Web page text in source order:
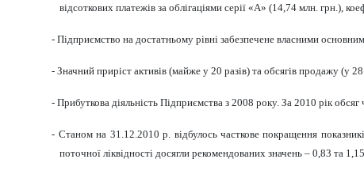
відсоткових платежів за облігаціями серії «А» (14,74 млн. грн.),
- Підприємство на достатньому рівні забезпечене власними
- Значний приріст активів (майже у 20 разів) та обсягів продажу (у
- Прибуткова діяльність Підприємства з 2008 року. За 2010 рік
- Станом на 31.12.2010 р. відбулось часткове покращення
поточної ліквідності досягли рекомендованих значень – 0,83 та